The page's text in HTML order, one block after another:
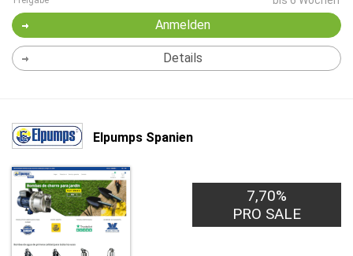
Anmelden
Details
Elpumps Spanien
7,70%
PRO SALE